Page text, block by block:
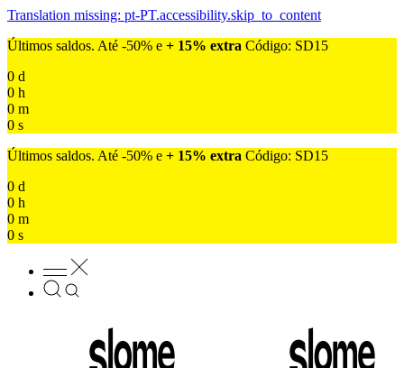
Translation missing: pt-PT.accessibility.skip_to_content
Últimos saldos. Até -50% e + 15% extra Código: SD15
0 d
0 h
0 m
0 s
Últimos saldos. Até -50% e + 15% extra Código: SD15
0 d
0 h
0 m
0 s